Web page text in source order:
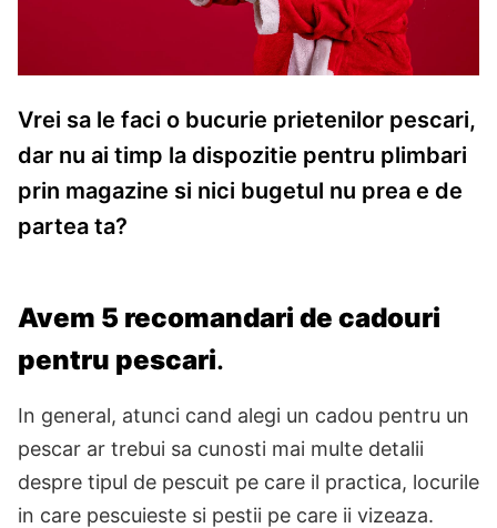
Vrei sa le faci o bucurie prietenilor pescari,
dar nu ai timp la dispozitie pentru plimbari
prin magazine si nici bugetul nu prea e de
partea ta?
Avem 5 recomandari de cadouri
pentru pescari.
In general, atunci cand alegi un cadou pentru un
pescar ar trebui sa cunosti mai multe detalii
despre tipul de pescuit pe care il practica, locurile
in care pescuieste si pestii pe care ii vizeaza.